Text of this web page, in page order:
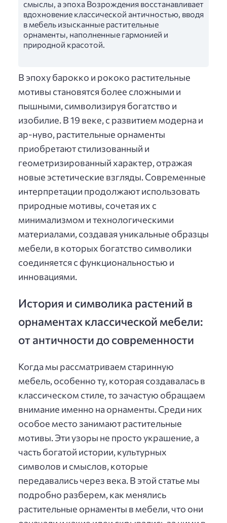
смыслы, а эпоха Возрождения восстанавливает
вдохновение классической античностью, вводя
в мебель изысканные растительные
орнаменты, наполненные гармонией и
природной красотой.
В эпоху барокко и рококо растительные
мотивы становятся более сложными и
пышными, символизируя богатство и
изобилие. В 19 веке, с развитием модерна и
ар-нуво, растительные орнаменты
приобретают стилизованный и
геометризированный характер, отражая
новые эстетические взгляды. Современные
интерпретации продолжают использовать
природные мотивы, сочетая их с
минимализмом и технологическими
материалами, создавая уникальные образцы
мебели, в которых богатство символики
соединяется с функциональностью и
инновациями.
История и символика растений в
орнаментах классической мебели:
от античности до современности
Когда мы рассматриваем старинную
мебель, особенно ту, которая создавалась в
классическом стиле, то зачастую обращаем
внимание именно на орнаменты. Среди них
особое место занимают растительные
мотивы. Эти узоры не просто украшение, а
часть богатой истории, культурных
символов и смыслов, которые
передавались через века. В этой статье мы
подробно разберем, как менялись
растительные орнаменты в мебели, что они